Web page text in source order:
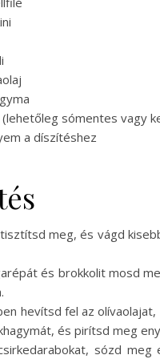
sómentes vagy
a díszítéshez
meg, és vágd
és brokkolit mosd
hevítsd fel az olívaolajat,
és pirítsd meg
sózd meg